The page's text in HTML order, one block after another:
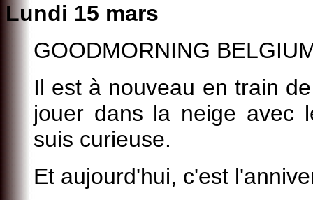
Lundi 15 mars
GOODMORNING
Il est à nouveau en train
jouer dans la neige avec
suis curieuse.
Et aujourd'hui, c'est